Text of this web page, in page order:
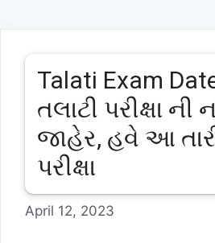
Talati Exam
તલાટી પરીક્ષા ની
જાહેર, હવે આ
પરીક્ષા
April 12, 2023